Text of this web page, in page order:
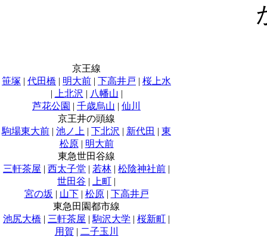
京王線
笹塚 | 代田橋 | 明大前 | 下高井戸 | 桜上水
|
上北沢 | 八幡山 |
芦花公園 | 千歳烏山 | 仙川
京王井の頭線
駒場東大前 | 池ノ上 | 下北沢 | 新代田 | 東
松原| 明大前
東急世田谷線
三軒茶屋 | 西太子堂 | 若林 | 松陰神社前 |
世田谷 | 上町 |
宮の坂 | 山下| 松原| 下高井戸
東急田園都市線
池尻大橋 | 三軒茶屋 | 駒沢大学 | 桜新町 |
用賀 | 二子玉川